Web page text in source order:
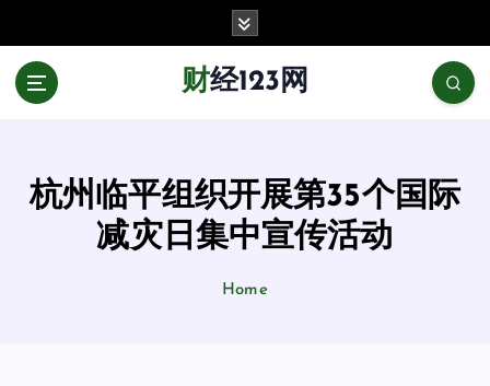
财经123网
杭州临平组织开展第35个国际
减灾日集中宣传活动
Home